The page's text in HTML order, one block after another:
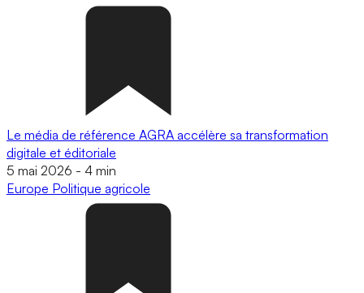
Le média de référence AGRA accélère sa transformation
digitale et éditoriale
5 mai 2026 - 4 min
Europe Politique agricole